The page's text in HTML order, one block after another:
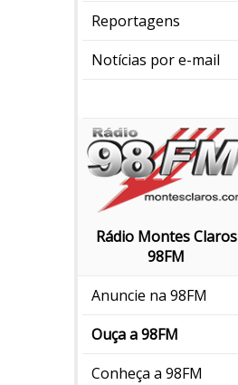
Reportagens
Notícias por e-mail
Rádio Montes Claros
98FM
Anuncie na 98FM
Ouça a 98FM
Conheça a 98FM